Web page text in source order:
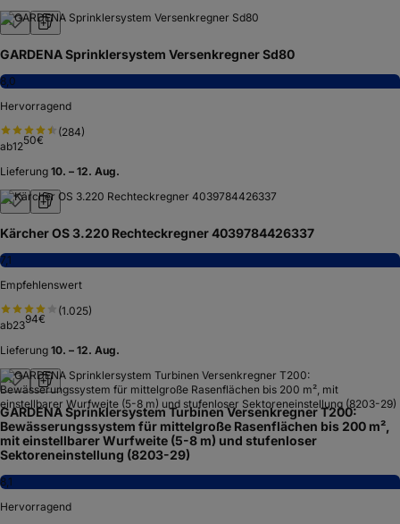
GARDENA Sprinklersystem Versenkregner Sd80
8,0
Hervorragend
(284)
ab1250€
Lieferung 10. – 12. Aug.
Kärcher OS 3.220 Rechteckregner 4039784426337
7,1
Empfehlenswert
(1.025)
ab2394€
Lieferung 10. – 12. Aug.
GARDENA Sprinklersystem Turbinen Versenkregner T200:
Bewässerungssystem für mittelgroße Rasenflächen bis 200 m²,
mit einstellbarer Wurfweite (5-8 m) und stufenloser
Sektoreneinstellung (8203-29)
8,1
Hervorragend